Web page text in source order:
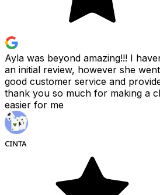
Ayla was beyond amazing!!! I
an initial review, however she
good customer service and
thank you so much for making a
easier for me
ᴄɪɴᴛᴀ